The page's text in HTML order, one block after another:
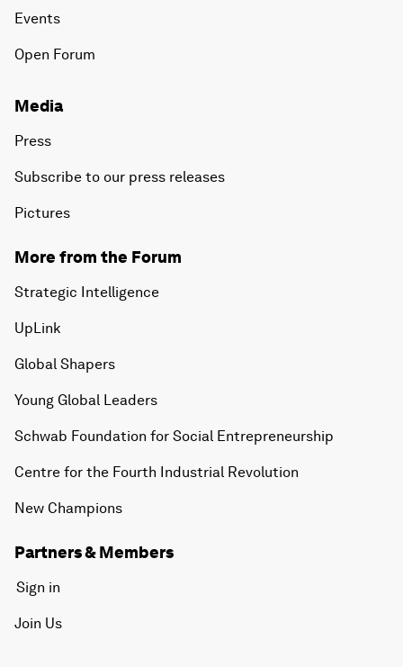
Events
Open Forum
Media
Press
Subscribe to our press releases
Pictures
More from the Forum
Strategic Intelligence
UpLink
Global Shapers
Young Global Leaders
Schwab Foundation for Social Entrepreneurship
Centre for the Fourth Industrial Revolution
New Champions
Partners & Members
Sign in
Join Us